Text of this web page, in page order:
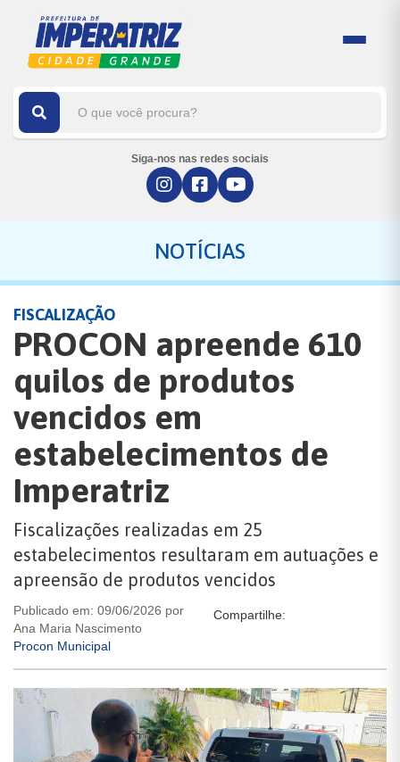
Siga-nos nas redes sociais
NOTÍCIAS
FISCALIZAÇÃO
PROCON apreende 610
quilos de produtos
vencidos em
estabelecimentos de
Imperatriz
Fiscalizações realizadas em 25
estabelecimentos resultaram em autuações e
apreensão de produtos vencidos
Publicado em: 09/06/2026 por
Ana Maria Nascimento
Procon Municipal
Compartilhe: